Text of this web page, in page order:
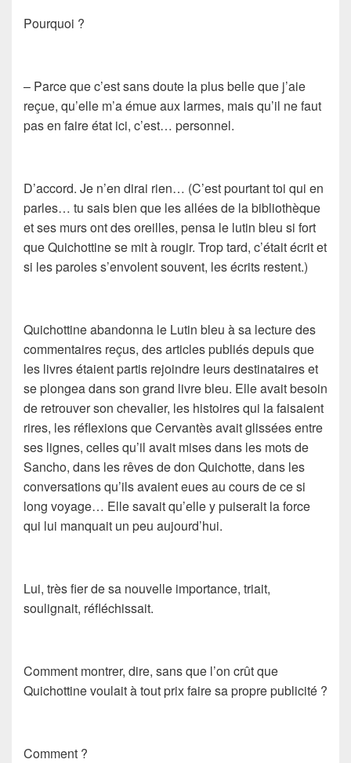
Pourquoi ?
– Parce que c’est sans doute la plus belle que j’aie
reçue, qu’elle m’a émue aux larmes, mais qu’il ne faut
pas en faire état ici, c’est… personnel.
D’accord. Je n’en dirai rien… (C’est pourtant toi qui en
parles… tu sais bien que les allées de la bibliothèque
et ses murs ont des oreilles, pensa le lutin bleu si fort
que Quichottine se mit à rougir. Trop tard, c’était écrit et
si les paroles s’envolent souvent, les écrits restent.)
Quichottine abandonna le Lutin bleu à sa lecture des
commentaires reçus, des articles publiés depuis que
les livres étaient partis rejoindre leurs destinataires et
se plongea dans son grand livre bleu. Elle avait besoin
de retrouver son chevalier, les histoires qui la faisaient
rires, les réflexions que Cervantès avait glissées entre
ses lignes, celles qu’il avait mises dans les mots de
Sancho, dans les rêves de don Quichotte, dans les
conversations qu’ils avaient eues au cours de ce si
long voyage… Elle savait qu’elle y puiserait la force
qui lui manquait un peu aujourd’hui.
Lui, très fier de sa nouvelle importance, triait,
soulignait, réfléchissait.
Comment montrer, dire, sans que l’on crût que
Quichottine voulait à tout prix faire sa propre publicité ?
Comment ?